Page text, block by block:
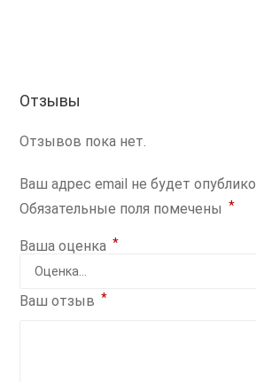
Отзывы
Отзывов пока нет.
Ваш адрес email не будет
Обязательные поля помечены *
Ваша оценка *
Ваш отзыв *